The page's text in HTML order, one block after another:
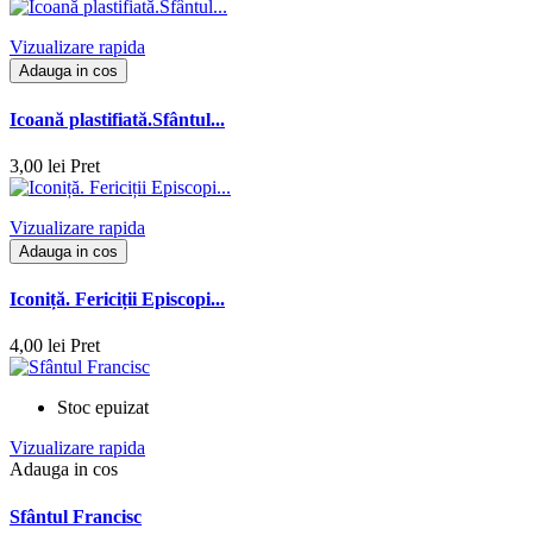
Vizualizare rapida
Adauga in cos
Icoană plastifiată.Sfântul...
3,00 lei Pret
Vizualizare rapida
Adauga in cos
Iconiță. Fericiții Episcopi...
4,00 lei Pret
Stoc epuizat
Vizualizare rapida
Adauga in cos
Sfântul Francisc